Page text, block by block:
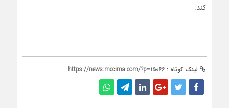
کند.
لینک کوتاه : https://news.mccima.com/?p=15066